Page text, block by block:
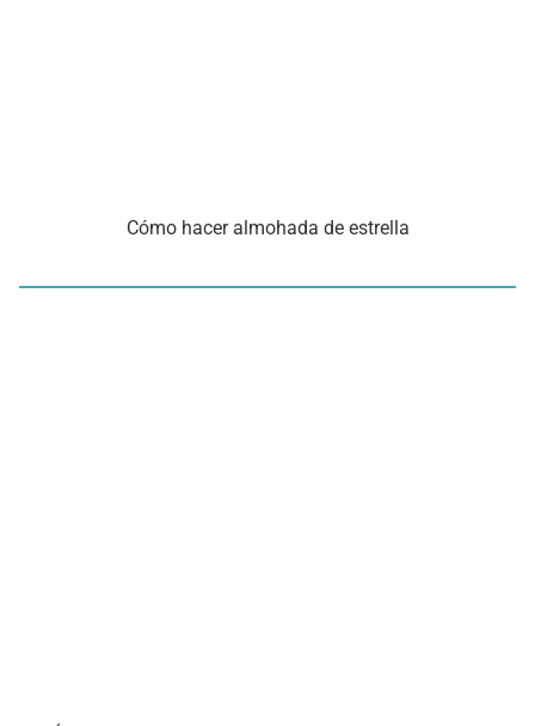
Cómo hacer almohada de estrella